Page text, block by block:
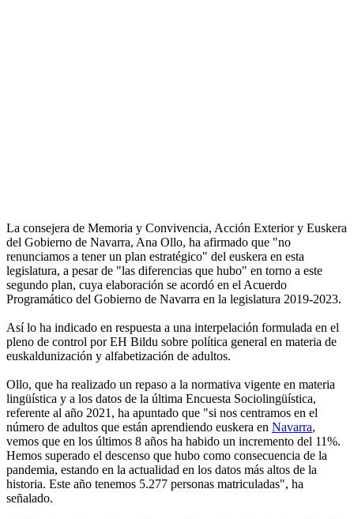
La consejera de Memoria y Convivencia, Acción Exterior y Euskera
del Gobierno de Navarra, Ana Ollo, ha afirmado que "no
renunciamos a tener un plan estratégico" del euskera en esta
legislatura, a pesar de "las diferencias que hubo" en torno a este
segundo plan, cuya elaboración se acordó en el Acuerdo
Programático del Gobierno de Navarra en la legislatura 2019-2023.
Así lo ha indicado en respuesta a una interpelación formulada en el
pleno de control por EH Bildu sobre política general en materia de
euskaldunización y alfabetización de adultos.
Ollo, que ha realizado un repaso a la normativa vigente en materia
lingüística y a los datos de la última Encuesta Sociolingüística,
referente al año 2021, ha apuntado que "si nos centramos en el
número de adultos que están aprendiendo euskera en Navarra,
vemos que en los últimos 8 años ha habido un incremento del 11%.
Hemos superado el descenso que hubo como consecuencia de la
pandemia, estando en la actualidad en los datos más altos de la
historia. Este año tenemos 5.277 personas matriculadas", ha
señalado.